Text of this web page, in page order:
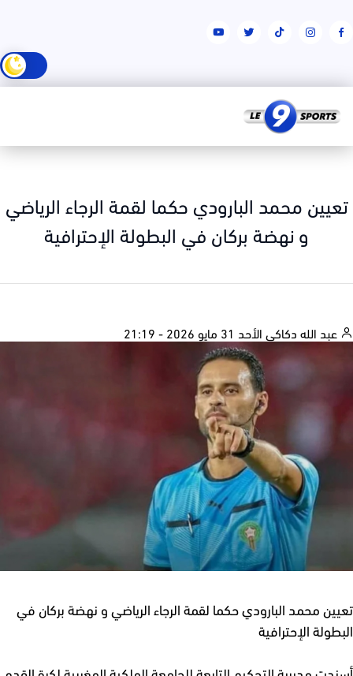
محمد البارودي حكما لقمة الرجاء الرياضي
و نهضة بركان في البطولة الإحترافية
الله دكاكيالأحد 31 مايو 2026 - 21:19
محمد البارودي حكما لقمة الرجاء الرياضي و نهضة بركان في
الإحترافية